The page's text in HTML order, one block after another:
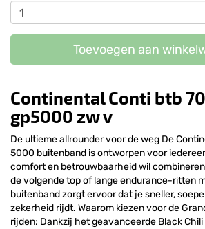
Toevoegen aan
Continental Conti btb
gp5000 zw v
De ultieme allrounder voor de weg De
5000 buitenband is ontworpen voor
comfort en betrouwbaarheid wil
de volgende top of lange endurance-ritten
buitenband zorgt ervoor dat je sneller,
zekerheid rijdt. Waarom kiezen voor de
rijden: Dankzij het geavanceerde Black